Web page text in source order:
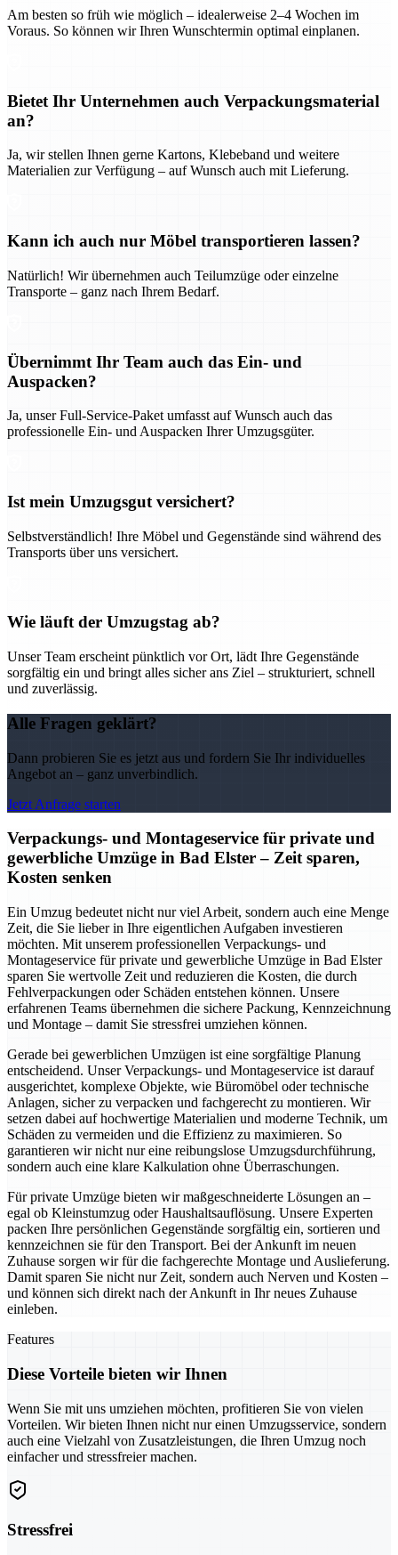
Am besten so früh wie möglich – idealerweise 2–4 Wochen im
Voraus. So können wir Ihren Wunschtermin optimal einplanen.
Bietet Ihr Unternehmen auch Verpackungsmaterial
an?
Ja, wir stellen Ihnen gerne Kartons, Klebeband und weitere
Materialien zur Verfügung – auf Wunsch auch mit Lieferung.
Kann ich auch nur Möbel transportieren lassen?
Natürlich! Wir übernehmen auch Teilumzüge oder einzelne
Transporte – ganz nach Ihrem Bedarf.
Übernimmt Ihr Team auch das Ein- und
Auspacken?
Ja, unser Full-Service-Paket umfasst auf Wunsch auch das
professionelle Ein- und Auspacken Ihrer Umzugsgüter.
Ist mein Umzugsgut versichert?
Selbstverständlich! Ihre Möbel und Gegenstände sind während des
Transports über uns versichert.
Wie läuft der Umzugstag ab?
Unser Team erscheint pünktlich vor Ort, lädt Ihre Gegenstände
sorgfältig ein und bringt alles sicher ans Ziel – strukturiert, schnell
und zuverlässig.
Alle Fragen geklärt?
Dann probieren Sie es jetzt aus und fordern Sie Ihr individuelles
Angebot an – ganz unverbindlich.
Jetzt Anfrage starten
Verpackungs- und Montageservice für private und
gewerbliche Umzüge in Bad Elster – Zeit sparen,
Kosten senken
Ein Umzug bedeutet nicht nur viel Arbeit, sondern auch eine Menge
Zeit, die Sie lieber in Ihre eigentlichen Aufgaben investieren
möchten. Mit unserem professionellen Verpackungs- und
Montageservice für private und gewerbliche Umzüge in Bad Elster
sparen Sie wertvolle Zeit und reduzieren die Kosten, die durch
Fehlverpackungen oder Schäden entstehen können. Unsere
erfahrenen Teams übernehmen die sichere Packung, Kennzeichnung
und Montage – damit Sie stressfrei umziehen können.
Gerade bei gewerblichen Umzügen ist eine sorgfältige Planung
entscheidend. Unser Verpackungs- und Montageservice ist darauf
ausgerichtet, komplexe Objekte, wie Büromöbel oder technische
Anlagen, sicher zu verpacken und fachgerecht zu montieren. Wir
setzen dabei auf hochwertige Materialien und moderne Technik, um
Schäden zu vermeiden und die Effizienz zu maximieren. So
garantieren wir nicht nur eine reibungslose Umzugsdurchführung,
sondern auch eine klare Kalkulation ohne Überraschungen.
Für private Umzüge bieten wir maßgeschneiderte Lösungen an –
egal ob Kleinstumzug oder Haushaltsauflösung. Unsere Experten
packen Ihre persönlichen Gegenstände sorgfältig ein, sortieren und
kennzeichnen sie für den Transport. Bei der Ankunft im neuen
Zuhause sorgen wir für die fachgerechte Montage und Auslieferung.
Damit sparen Sie nicht nur Zeit, sondern auch Nerven und Kosten –
und können sich direkt nach der Ankunft in Ihr neues Zuhause
einleben.
Features
Diese Vorteile bieten wir Ihnen
Wenn Sie mit uns umziehen möchten, profitieren Sie von vielen
Vorteilen. Wir bieten Ihnen nicht nur einen Umzugsservice, sondern
auch eine Vielzahl von Zusatzleistungen, die Ihren Umzug noch
einfacher und stressfreier machen.
Stressfrei